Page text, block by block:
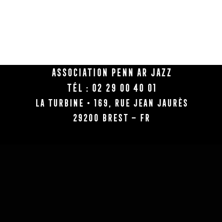
Association Penn Ar Jazz
Tél : 02 29 00 40 01
La Turbine • 169, rue Jean Jaurès
29200 BREST – FR